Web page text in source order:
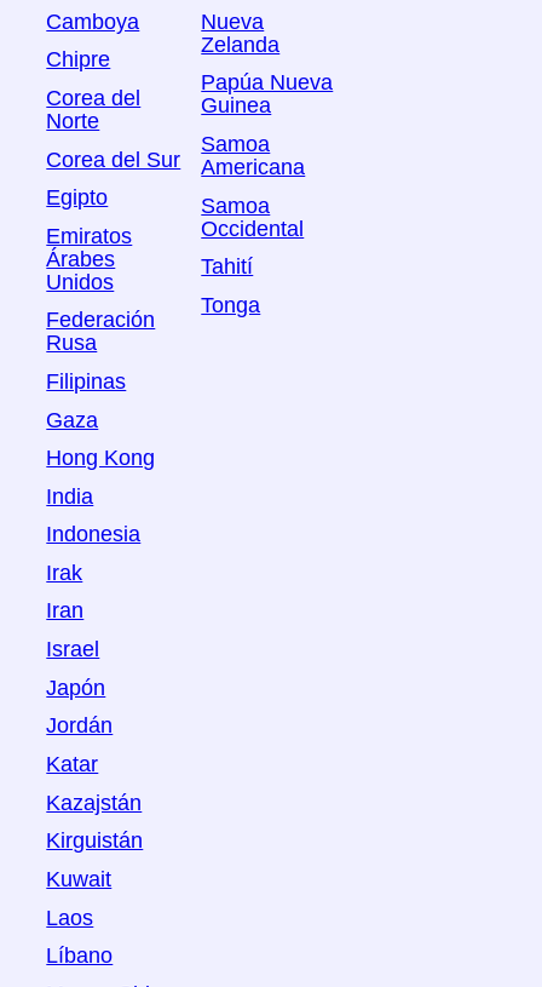
Camboya
Chipre
Corea del
Norte
Corea del Sur
Egipto
Emiratos
Árabes
Unidos
Federación
Rusa
Filipinas
Gaza
Hong Kong
India
Indonesia
Irak
Iran
Israel
Japón
Jordán
Katar
Kazajstán
Kirguistán
Kuwait
Laos
Líbano
Nueva
Zelanda
Papúa Nueva
Guinea
Samoa
Americana
Samoa
Occidental
Tahití
Tonga